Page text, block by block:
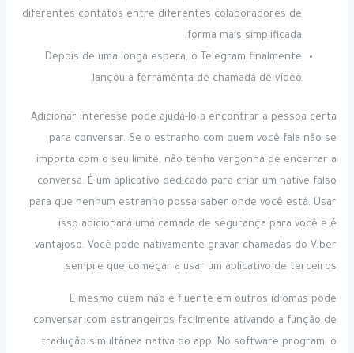
diferentes contatos entre diferentes colaboradores de
forma mais simplificada.
Depois de uma longa espera, o Telegram finalmente
lançou a ferramenta de chamada de vídeo.
Adicionar interesse pode ajudá-lo a encontrar a pessoa certa
para conversar. Se o estranho com quem você fala não se
importa com o seu limite, não tenha vergonha de encerrar a
conversa. É um aplicativo dedicado para criar um native falso
para que nenhum estranho possa saber onde você está. Usar
isso adicionará uma camada de segurança para você e é
vantajoso. Você pode nativamente gravar chamadas do Viber
sempre que começar a usar um aplicativo de terceiros.
E mesmo quem não é fluente em outros idiomas pode
conversar com estrangeiros facilmente ativando a função de
tradução simultânea nativa do app. No software program, o